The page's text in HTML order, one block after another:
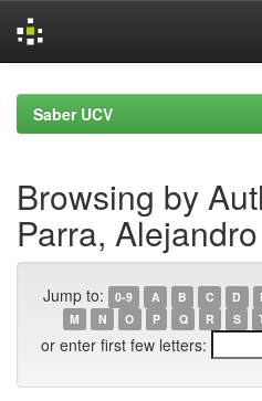
navigationSaber UCV
Browsing by
Parra, Alejandro
Jump to: 0-9 A B C D
M
N O P Q R S
or enter first few letters: